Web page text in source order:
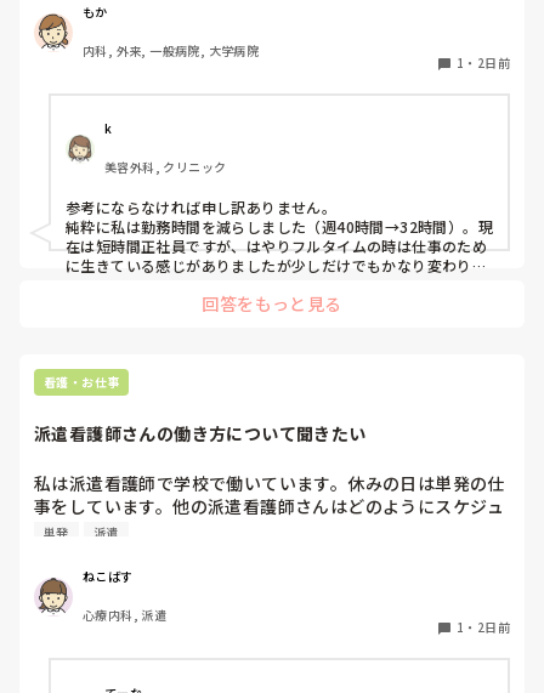
ミスが続いた時どうしたらいいのか教えてください
そして、今お辛い気持ちを上司に話せるようなら、ぜひ話して
みてください。この病棟の忙しさの中で、責任感が強く頑張り
屋さんのあなたが抱えるのは当然だと思う。だからこそ、心も
勤務も職場内のサポートにも余裕がないといけないのかなと思
今は、職場内が一つのチームになる途中だと思うので。そうい
う時は、周りも余裕がない時なんだと思いますよ！
副業や趣味など、やりたいことはあるのに時間と体力がなく
て手が出せない状態です。
忙しい中でも自分の時間を作っている方、どんな工夫をして
いますか？朝活や隙間時間の使い方など、実践していること
があればぜひ教えてください。
もか
内科, 外来, 一般病院, 大学病院
1 ・ 2日前
k
美容外科, クリニック
参考にならなければ申し訳ありません。
純粋に私は勤務時間を減らしました（週40時間→32時間）。現
在は短時間正社員ですが、はやりフルタイムの時は仕事のため
に生きている感じがありましたが少しだけでもかなり変わりま
回答をもっと見る
看護・お仕事
派遣看護師さんの働き方について聞きたい
私は派遣看護師で学校で働いています。休みの日は単発の仕
事をしています。他の派遣看護師さんはどのようにスケジュ
ールを組んで働いてますか？
単発 派遣
ねこばす
心療内科, 派遣
1 ・ 2日前